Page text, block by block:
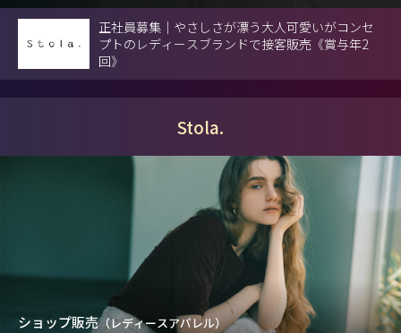
正社員募集｜やさしさが漂う大人可愛いがコンセ
プトのレディースブランドで接客販売《賞与年2
回》
Stola.
ショップ販売（レディースアパレル）